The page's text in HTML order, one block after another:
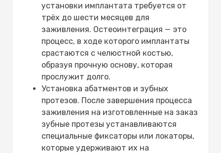
установки имплантата требуется от
трёх до шести месяцев для
заживления. Остеоинтеграция — это
процесс, в ходе которого имплантаты
срастаются с челюстной костью,
образуя прочную основу, которая
прослужит долго.
Установка абатментов и зубных
протезов. После завершения процесса
заживления на изготовленные на заказ
зубные протезы устанавливаются
специальные фиксаторы или локаторы,
которые удерживают их на